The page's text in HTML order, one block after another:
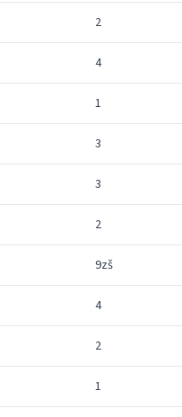
2
4
1
3
3
2
9zš
4
2
1